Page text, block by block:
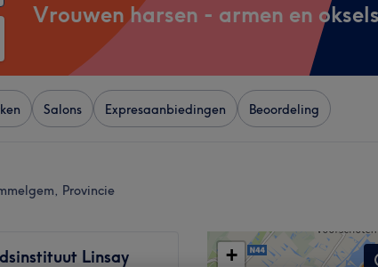
Vrouwen harsen - armen en oksels
Salons Expresaanbiedingen Beoordeling
Provincie
Linsay
+